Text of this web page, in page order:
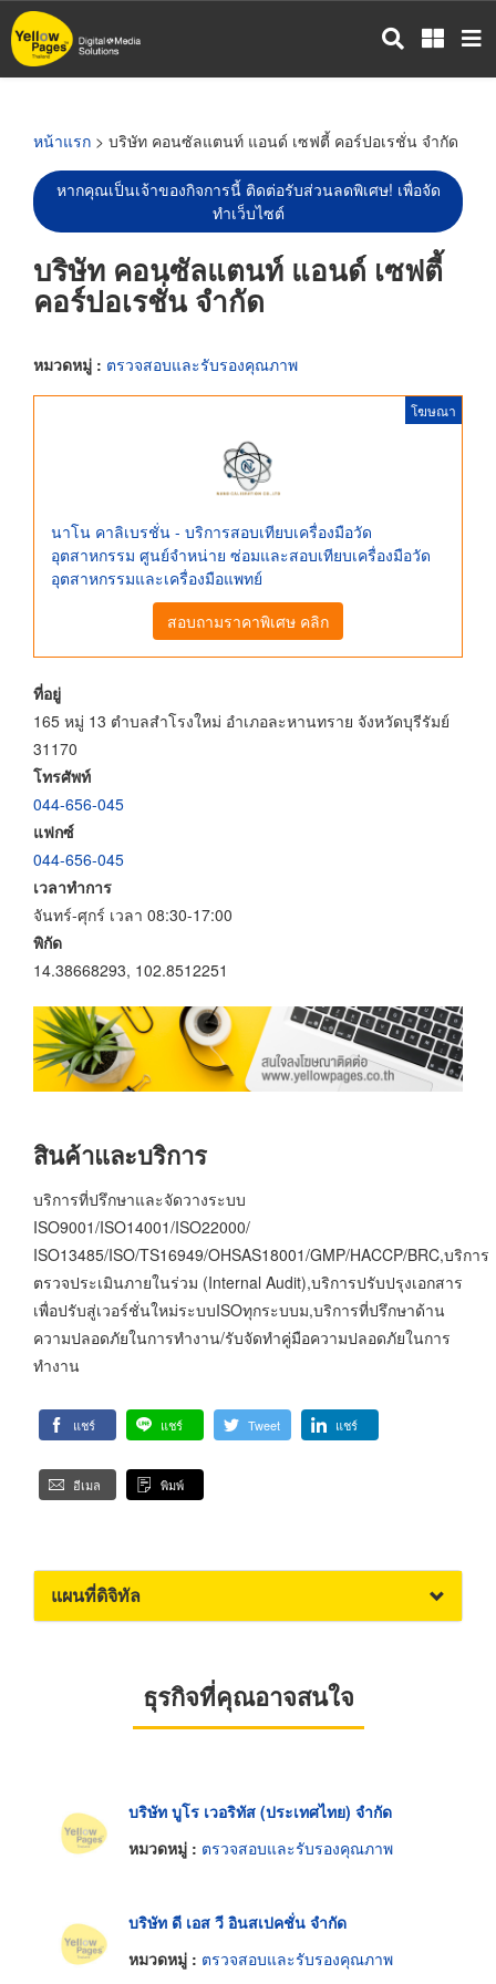
ข้าม
ไป
หน้าแรก > บริษัท คอนซัลแตนท์ แอนด์ เซฟตี้ คอร์ปอเรชั่น จำกัด
หากคุณเป็นเจ้าของกิจการนี้ ติดต่อรับส่วนลดพิเศษ! เพื่อจัด
ทำเว็บไซต์
บริษัท คอนซัลแตนท์ แอนด์ เซฟตี้
คอร์ปอเรชั่น จำกัด
หมวดหมู่ : ตรวจสอบและรับรองคุณภาพ
โฆษณา
นาโน คาลิเบรชั่น - บริการสอบเทียบเครื่องมือวัด
อุตสาหกรรม ศูนย์จําหน่าย ซ่อมและสอบเทียบเครื่องมือวัด
อุตสาหกรรมและเครื่องมือแพทย์
สอบถามราคาพิเศษ คลิก
ที่อยู่
165 หมู่ 13 ตำบลสำโรงใหม่ อำเภอละหานทราย จังหวัดบุรีรัมย์
31170
โทรศัพท์
044-656-045
แฟกซ์
044-656-045
เวลาทำการ
จันทร์-ศุกร์ เวลา 08:30-17:00
พิกัด
14.38668293, 102.8512251
สินค้าและบริการ
บริการที่ปรึกษาและจัดวางระบบ
ISO9001/ISO14001/ISO22000/
ISO13485/ISO/TS16949/OHSAS18001/GMP/HACCP/BRC,บริการ
ตรวจประเมินภายในร่วม (Internal Audit),บริการปรับปรุงเอกสาร
เพื่อปรับสู่เวอร์ชั่นใหม่ระบบISOทุกระบบม,บริการที่ปรึกษาด้าน
ความปลอดภัยในการทำงาน/รับจัดทำคู่มือความปลอดภัยในการ
ทำงาน
แชร์ แชร์ Tweet แชร์
อีเมล พิมพ์
แผนที่ดิจิทัล
ธุรกิจที่คุณอาจสนใจ
บริษัท บูโร เวอริทัส (ประเทศไทย) จำกัด
หมวดหมู่ : ตรวจสอบและรับรองคุณภาพ
บริษัท ดี เอส วี อินสเปคชั่น จำกัด
หมวดหมู่ : ตรวจสอบและรับรองคุณภาพ